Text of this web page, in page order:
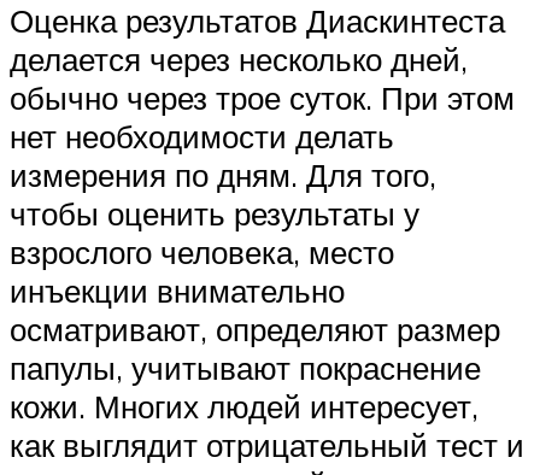
Оценка результатов Диаскинтеста
делается через несколько дней,
обычно через трое суток. При этом
нет необходимости делать
измерения по дням. Для того,
чтобы оценить результаты у
взрослого человека, место
инъекции внимательно
осматривают, определяют размер
папулы, учитывают покраснение
кожи. Многих людей интересует,
как выглядит отрицательный тест и